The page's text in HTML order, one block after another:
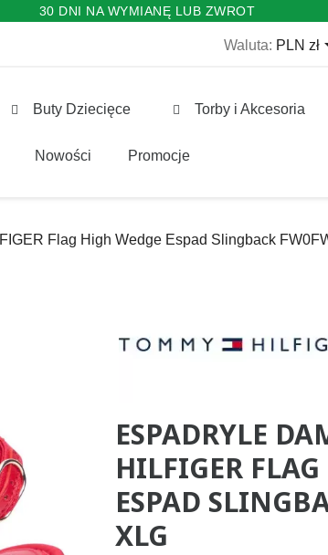
30 DNI NA WYMIANĘ LUB ZWROT
Waluta: PLN zł
Buty Dziecięce Torby i Akcesoria
Nowości Promocje
Flag High Wedge Espad Slingback
ESPADRYLE
HILFIGER
ESPAD
XLG